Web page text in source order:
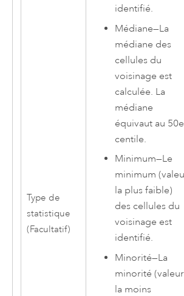
Type de
statistique
(Facultatif)
identifié.
Médiane—La
médiane des
cellules du
voisinage est
calculée. La
médiane
équivaut au 50e
centile.
Minimum—Le
minimum
la plus faible)
des cellules du
voisinage est
identifié.
Minorité—La
minorité (valeur
la moins